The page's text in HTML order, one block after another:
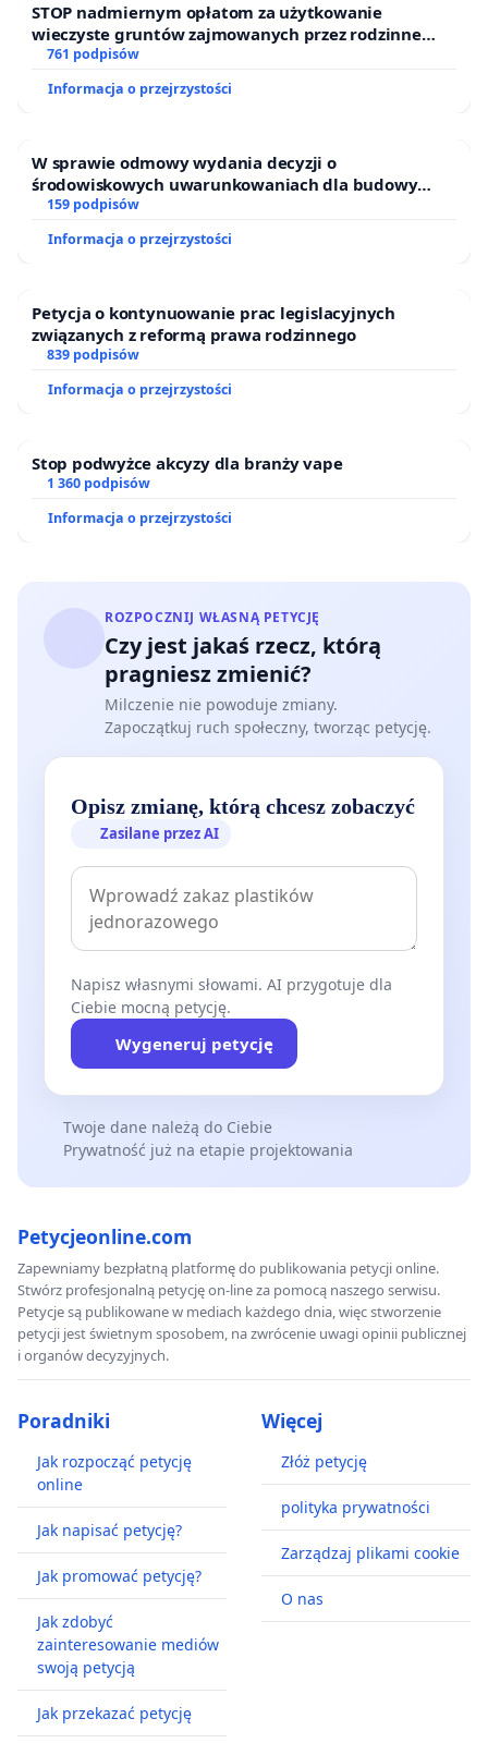
STOP nadmiernym opłatom za użytkowanie
wieczyste gruntów zajmowanych przez rodzinne
ogrody działkowe.
761 podpisów
Informacja o przejrzystości
W sprawie odmowy wydania decyzji o
środowiskowych uwarunkowaniach dla budowy
zakładu wytwarzania biometanu „Krynki” w
Ostrowiu Południowym oraz ochrony mieszkańców i
Puszczy Knyszyńskiej
159 podpisów
Informacja o przejrzystości
Petycja o kontynuowanie prac legislacyjnych
związanych z reformą prawa rodzinnego
839 podpisów
Informacja o przejrzystości
Stop podwyżce akcyzy dla branży vape
1 360 podpisów
Informacja o przejrzystości
ROZPOCZNIJ WŁASNĄ PETYCJĘ
Czy jest jakaś rzecz, którą
pragniesz zmienić?
Milczenie nie powoduje zmiany.
Zapoczątkuj ruch społeczny, tworząc petycję.
Opisz zmianę, którą chcesz zobaczyć
Zasilane przez AI
Napisz własnymi słowami. AI przygotuje dla
Ciebie mocną petycję.
Wygeneruj petycję
Twoje dane należą do Ciebie
Prywatność już na etapie projektowania
Petycjeonline.com
Zapewniamy bezpłatną platformę do publikowania petycji online.
Stwórz profesjonalną petycję on-line za pomocą naszego serwisu.
Petycje są publikowane w mediach każdego dnia, więc stworzenie
petycji jest świetnym sposobem, na zwrócenie uwagi opinii publicznej
i organów decyzyjnych.
Poradniki
Jak rozpocząć petycję
online
Jak napisać petycję?
Jak promować petycję?
Jak zdobyć
zainteresowanie mediów
swoją petycją
Jak przekazać petycję
Więcej
Złóż petycję
polityka prywatności
Zarządzaj plikami cookie
O nas